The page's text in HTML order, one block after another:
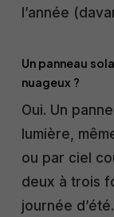
l’année
Un panneau
nuageux ?
Oui. Un
lumière,
ou par ciel
deux à trois
journée d’été.